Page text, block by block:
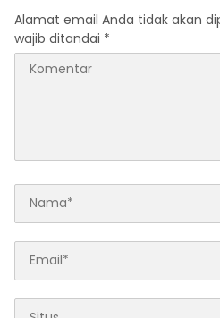
Alamat email Anda tidak akan
wajib ditandai *